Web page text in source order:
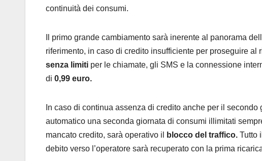
continuità dei consumi.
Il primo grande cambiamento sarà inerente al panorama
riferimento, in caso di credito insufficiente per proseguire
senza limiti per le chiamate, gli SMS e la connessione
di 0,99 euro.
In caso di continua assenza di credito anche per il
automatico una seconda giornata di consumi illimitati
mancato credito, sarà operativo il
blocco del traffico. Tutto
debito verso l’operatore sarà recuperato con la prima